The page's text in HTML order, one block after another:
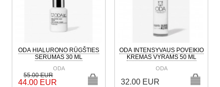
ODA HIALURONO RŪGŠTIES
SERUMAS 30 ML
ODA
55.00 EUR
44.00 EUR
ODA INTENSYVAUS POVEIKIO
KREMAS VYRAMS 50 ML
ODA
32.00 EUR